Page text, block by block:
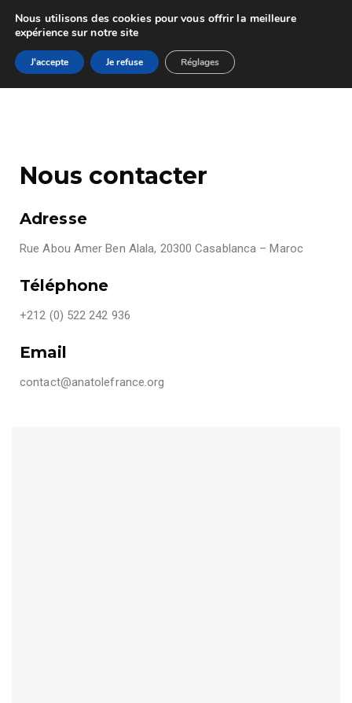
Nous contacter
Adresse
Rue Abou Amer Ben Alala, 20300 Casablanca – Maroc
Téléphone
+212 (0) 522 242 936
Email
contact@anatolefrance.org
Nous utilisons des cookies pour vous offrir la meilleure
expérience sur notre site
J'accepte Je refuse Réglages